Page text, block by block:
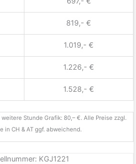
819,- €
1.019,- €
1.226,- €
1.528,- €
weitere Stunde Grafik: 80,– €. Alle Preise zzgl.
in CH & AT ggf. abweichend.
KGJ1221